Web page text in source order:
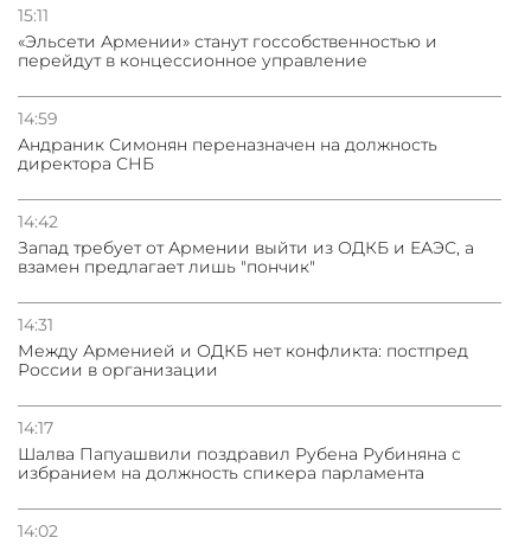
15:11
«Эльсети Армении» станут госсобственностью и
перейдут в концессионное управление
14:59
Андраник Симонян переназначен на должность
директора СНБ
14:42
Запад требует от Армении выйти из ОДКБ и ЕАЭС, а
взамен предлагает лишь "пончик"
14:31
Между Арменией и ОДКБ нет конфликта: постпред
России в организации
14:17
Шалва Папуашвили поздравил Рубена Рубиняна с
избранием на должность спикера парламента
14:02